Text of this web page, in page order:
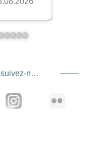
Réseaux sociaux - suivez-nous